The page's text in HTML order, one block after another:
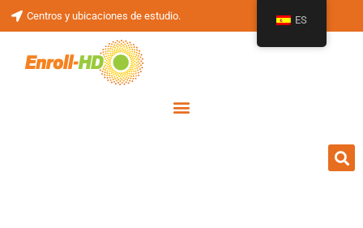
Centros y ubicaciones de estudio. ES